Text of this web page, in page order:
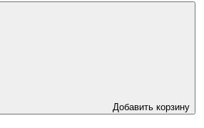
Добавить корзину